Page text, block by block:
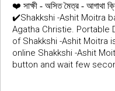
❤️ সাক্ষী - অসিত মৈত্র - আগাথা
✔️Shakkshi -Ashit Moitra
Agatha Christie. Portable
of Shakkshi -Ashit Moitra
online Shakkshi -Ashit
button and wait few